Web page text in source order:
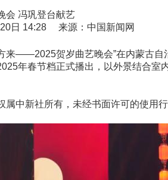
会 冯巩登台献艺
日 14:28 来源：中国新闻网
——2025贺岁曲艺晚会”在内蒙古自
年春节档正式播出，以外景结合室
属中新社所有，未经书面许可的使用